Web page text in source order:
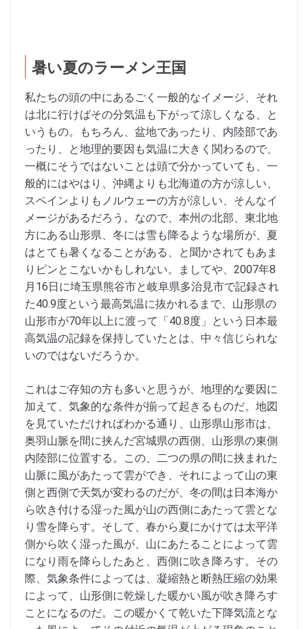
暑い夏のラーメン王国
私たちの頭の中にあるごく一般的なイメージ、それ
は北に行けばその分気温も下がって涼しくなる、と
いうもの。もちろん、盆地であったり、内陸部であ
ったり、と地理的要因も気温に大きく関わるので、
一概にそうではないことは頭で分かっていても、一
般的にはやはり、沖縄よりも北海道の方が涼しい、
スペインよりもノルウェーの方が涼しい、そんなイ
メージがあるだろう。なので、本州の北部、東北地
方にある山形県、冬には雪も降るような場所が、夏
はとても暑くなることがある、と聞かされてもあま
りピンとこないかもしれない。ましてや、2007年8
月16日に埼玉県熊谷市と岐阜県多治見市で記録され
た40.9度という最高気温に抜かれるまで、山形県の
山形市が70年以上に渡って「40.8度」という日本最
高気温の記録を保持していたとは、中々信じられな
いのではないだろうか。
これはご存知の方も多いと思うが、地理的な要因に
加えて、気象的な条件が揃って起きるものだ。地図
を見ていただければわかる通り、山形県山形市は、
奥羽山脈を間に挟んだ宮城県の西側、山形県の東側
内陸部に位置する。この、二つの県の間に挟まれた
山脈に風があたって雲ができ、それによって山の東
側と西側で天気が変わるのだが、冬の間は日本海か
ら吹き付ける湿った風が山の西側にあたって雲とな
り雪を降らす。そして、春から夏にかけては太平洋
側から吹く湿った風が、山にあたることによって雲
になり雨を降らしたあと、西側に吹き降ろす。その
際、気象条件によっては、凝縮熱と断熱圧縮の効果
によって、山形側に乾燥した暖かい風が吹き降ろす
ことになるのだ。この暖かくて乾いた下降気流とな